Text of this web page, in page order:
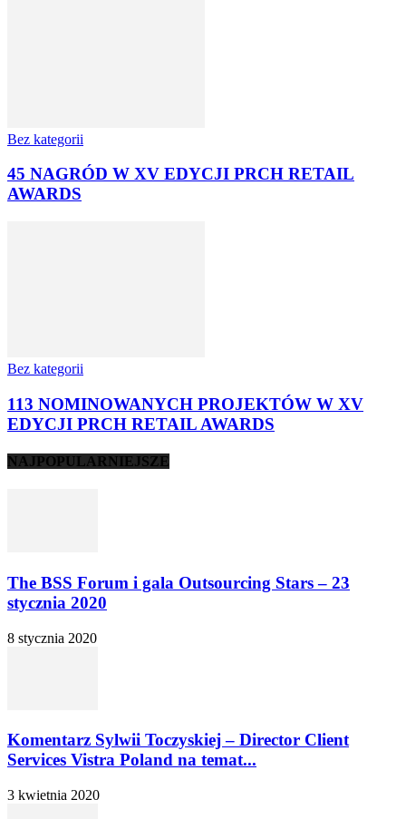
Bez kategorii
45 NAGRÓD W XV EDYCJI PRCH RETAIL
AWARDS
Bez kategorii
113 NOMINOWANYCH PROJEKTÓW W XV
EDYCJI PRCH RETAIL AWARDS
NAJPOPULARNIEJSZE
The BSS Forum i gala Outsourcing Stars – 23
stycznia 2020
8 stycznia 2020
Komentarz Sylwii Toczyskiej – Director Client
Services Vistra Poland na temat...
3 kwietnia 2020